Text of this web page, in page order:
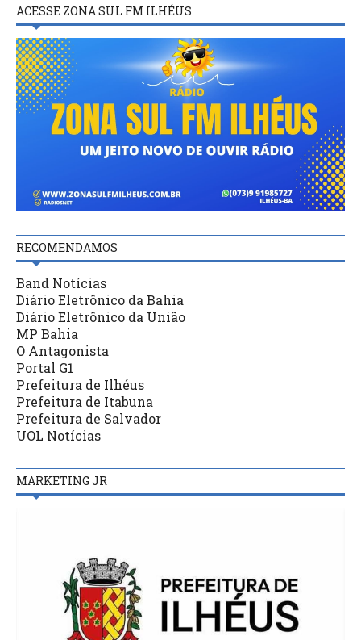
ACESSE ZONA SUL FM ILHÉUS
RECOMENDAMOS
Band Notícias
Diário Eletrônico da Bahia
Diário Eletrônico da União
MP Bahia
O Antagonista
Portal G1
Prefeitura de Ilhéus
Prefeitura de Itabuna
Prefeitura de Salvador
UOL Notícias
MARKETING JR